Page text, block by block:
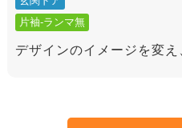
片袖-ランマ無
デザインのイメージを変え